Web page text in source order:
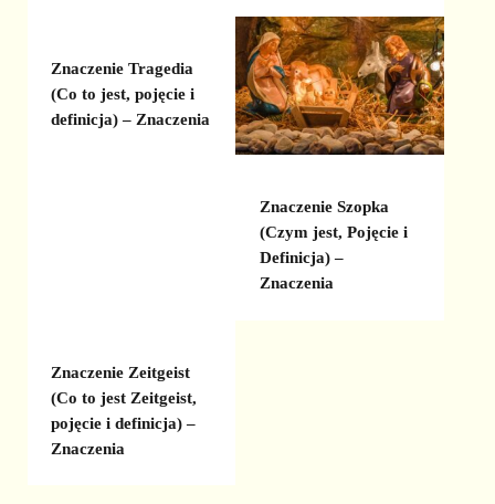
Znaczenie Tragedia
(Co to jest, pojęcie i
definicja) – Znaczenia
Znaczenie Szopka
(Czym jest, Pojęcie i
Definicja) –
Znaczenia
Znaczenie Zeitgeist
(Co to jest Zeitgeist,
pojęcie i definicja) –
Znaczenia